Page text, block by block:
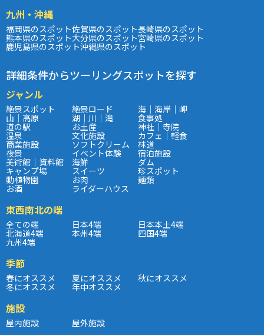
九州・沖縄
福岡県のスポット佐賀県のスポット長崎県のスポット
熊本県のスポット大分県のスポット宮崎県のスポット
鹿児島県のスポット沖縄県のスポット
詳細条件からツーリングスポットを探す
ジャンル
絶景スポット 絶景ロード 海｜海岸｜岬
山｜高原 湖｜川｜滝 食事処
道の駅 お土産 神社｜寺院
温泉 文化施設 カフェ｜軽食
商業施設 ソフトクリーム 林道
夜景 イベント体験 宿泊施設
美術館｜資料館 海鮮 ダム
キャンプ場 スイーツ 珍スポット
動植物園 お肉 麺類
お酒 ライダーハウス
東西南北の端
全ての端 日本4端 日本本土4端
北海道4端 本州4端 四国4端
九州4端
季節
春にオススメ 夏にオススメ 秋にオススメ
冬にオススメ 年中オススメ
施設
屋内施設 屋外施設